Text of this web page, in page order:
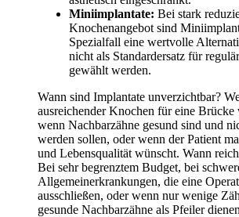
Miniimplantate: Bei stark
Knochenangebot sind
Spezialfall eine wertvolle
nicht als Standardersatz für
gewählt werden.
Wann sind Implantate unverzichtbar?
ausreichender Knochen für eine Brücke
wenn Nachbarzähne gesund sind und
werden sollen, oder wenn der Patient
und Lebensqualität wünscht. Wann
Bei sehr begrenztem Budget, bei
Allgemeinerkrankungen, die eine
ausschließen, oder wenn nur wenige
gesunde Nachbarzähne als Pfeiler